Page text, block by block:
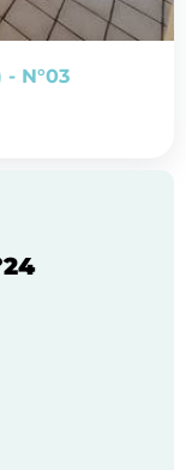
- N°03